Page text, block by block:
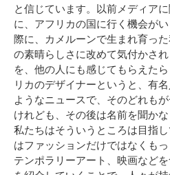
と信じています。以前メディア
に、アフリカの国に行く機会が
際に、カメルーンで生まれ育っ
の素晴らしさに改めて気付かさ
を、他の人にも感じてもらえた
リカのデザイナーというと、有
ようなニュースで、そのどれも
けれども、その後は名前を聞か
私たちはそういうところは目指
はファッションだけではなくも
テンポラリーアート、映画など